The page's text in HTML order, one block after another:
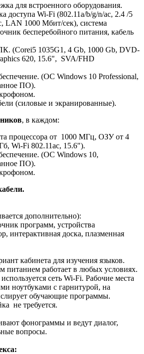
для встроенного оборудования.
доступа Wi-Fi (802.11a/b/g/n/ac, 2.4 /5
LAN 1000 Мбит/сек), система
бесперебойного питания, кабель
(Corei5 1035G1, 4 Gb, 1000 Gb, DVD-
620, 15.6", SVA/FHD
(ОС Windows 10 Professional,
ПО).
(силовые и экранированные).
, в каждом:
процессора от 1000 МГц, ОЗУ от 4
Wi-Fi 802.11ас, 15.6").
(ОС Windows 10,
ПО).
дополнительно):
программ, устройства
интерактивная доска, плазменная
кабинета для изучения языков.
питанием работает в любых условиях.
сеть Wi-Fi. Рабочие места
ноутбуками с гарнитурой, на
обучающие программы.
не требуется.
фонограммы и ведут диалог,
вопросы.